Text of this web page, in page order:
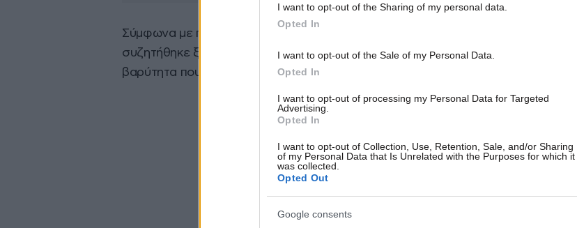
I want to opt-out of the Sharing of my personal data.
Opted In
I want to opt-out of the Sale of my Personal Data.
Opted In
I want to opt-out of processing my Personal Data for Targeted
Advertising.
Opted In
I want to opt-out of Collection, Use, Retention, Sale, and/or Sharing
of my Personal Data that Is Unrelated with the Purposes for which it
was collected.
Opted Out
Google consents
Σύμφωνα με πληροφορίες που επιβεβαιώνονται και από τη Γερμανία, το ποσό
συζητήθηκε ξεπερνούσε τα 5 εκατομμύρια ευρώ, στοιχείο που καταδεικνύει τη
βαρύτητα που είχε δώσει ο Ολυμπιακός στην υπόθεση του 30χρονου αμυντικού.